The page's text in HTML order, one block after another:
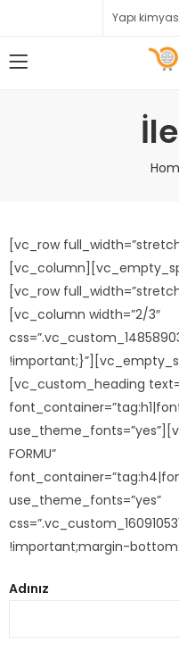
Yapı
[vc_row
[vc_row
[vc_column width=”2/3″
[vc_custom_heading
FORMU”
use_theme_fonts=”yes”
!important;margin-
Adınız